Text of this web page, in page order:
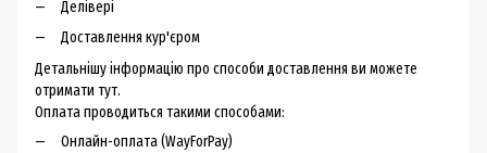
Делівері
Доставлення кур'єром
Детальнішу інформацію про способи доставлення ви можете
отримати тут.
Оплата проводиться такими способами:
Онлайн-оплата (WayForPay)